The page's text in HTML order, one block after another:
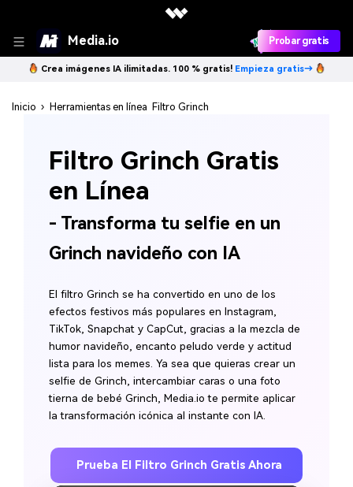
Media.io Probar gratis
Crea imágenes IA ilimitadas. 100 % gratis! Empieza gratis→
Inicio › Herramientas en línea Filtro Grinch
Filtro Grinch Gratis
en Línea
- Transforma tu selfie en un
Grinch navideño con IA
El filtro Grinch se ha convertido en uno de los
efectos festivos más populares en Instagram,
TikTok, Snapchat y CapCut, gracias a la mezcla de
humor navideño, encanto peludo verde y actitud
lista para los memes. Ya sea que quieras crear un
selfie de Grinch, intercambiar caras o una foto
tierna de bebé Grinch, Media.io te permite aplicar
la transformación icónica al instante con IA.
Prueba El Filtro Grinch Gratis Ahora